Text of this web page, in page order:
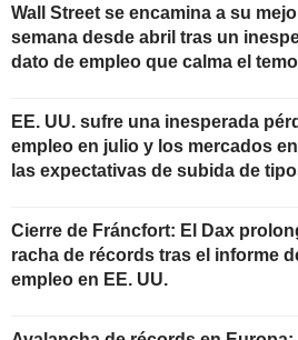
Wall Street se encamina a su
semana desde abril tras un
dato de empleo que calma el
EE. UU. sufre una inesperada
empleo en julio y los mercados
las expectativas de subida de
Cierre de Fráncfort: El Dax
racha de récords tras el informe
empleo en EE. UU.